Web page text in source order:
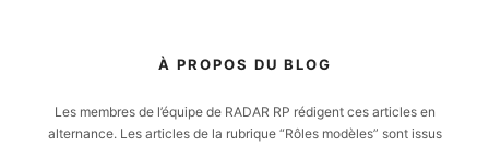
À PROPOS DU BLOG
Les membres de l’équipe de RADAR RP rédigent ces articles en
alternance. Les articles de la rubrique “Rôles modèles” sont issus